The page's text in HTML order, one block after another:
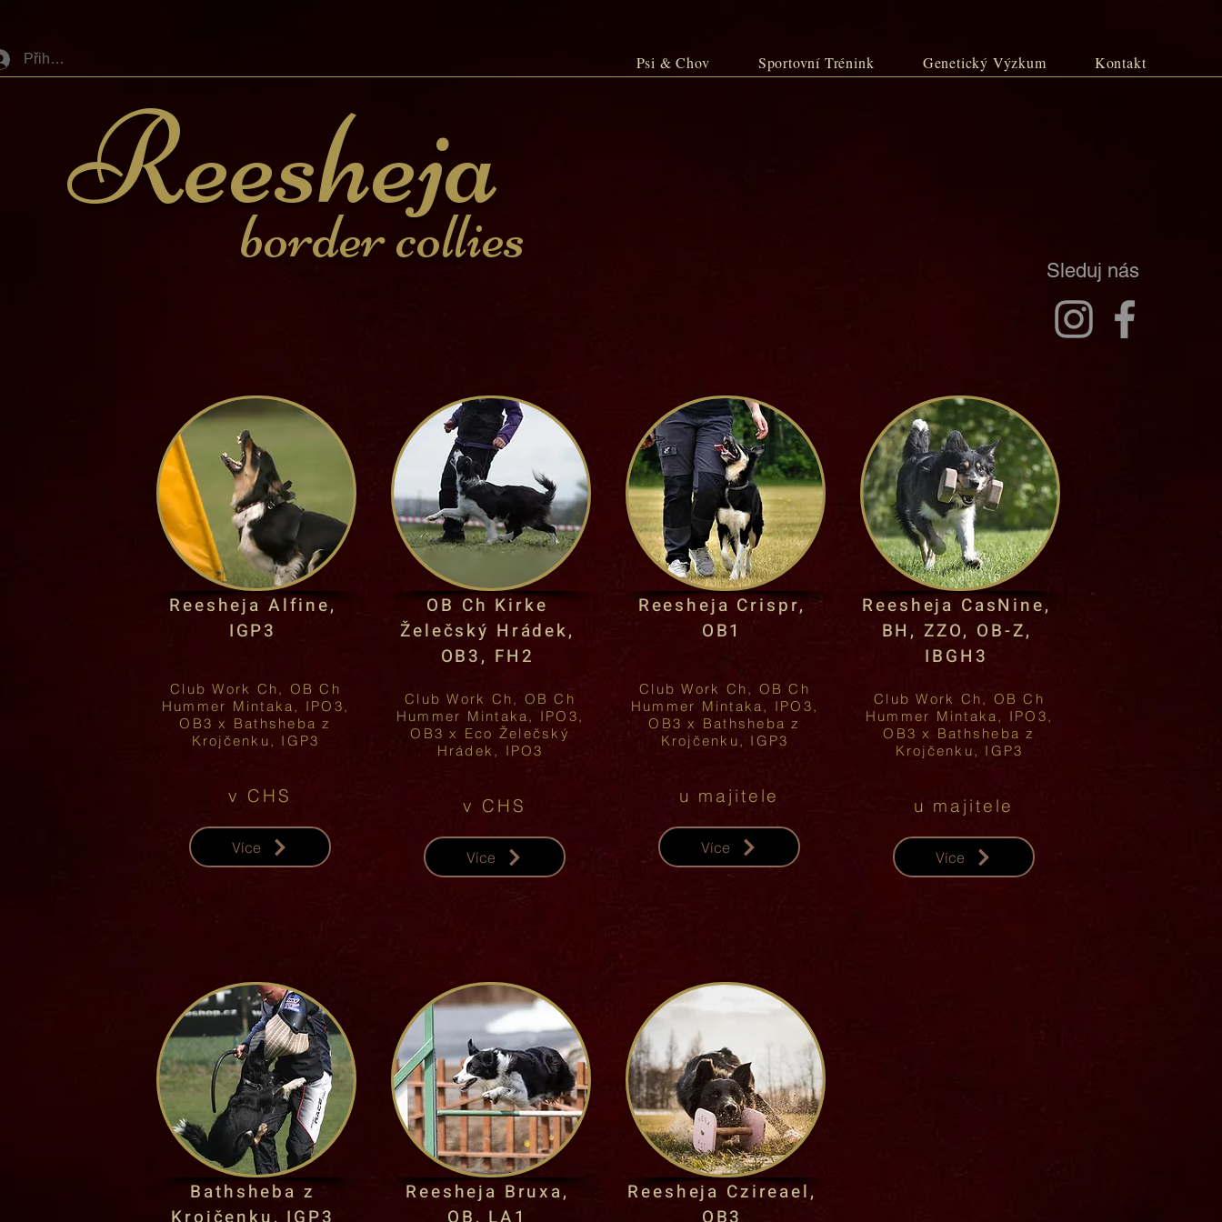
Psi & Chov Sportovní Trénink Genetický Výzkum Kontakt
Přihlásit se
Reesheja
border collies Sleduj nás
Reesheja Alfine,
IGP3
Club Work Ch, OB Ch
Hummer Mintaka, IPO3,
OB3 x Bathsheba z
Krojčenku, IGP3
v CHS
Více
Bathsheba z
OB Ch Kirke
Želečský Hrádek,
OB3, FH2
Club Work Ch, OB Ch
Hummer Mintaka, IPO3,
OB3 x Eco Želečský
Hrádek, IPO3
v CHS
Více
Reesheja Bruxa,
Reesheja Crispr,
OB1
Club Work Ch, OB Ch
Hummer Mintaka, IPO3,
OB3 x Bathsheba z
Krojčenku, IGP3
u majitele
Více
Reesheja Czireael,
Reesheja CasNine,
BH, ZZO, OB-Z,
IBGH3
Club Work Ch, OB Ch
Hummer Mintaka, IPO3,
OB3 x Bathsheba z
Krojčenku, IGP3
u majitele
Více